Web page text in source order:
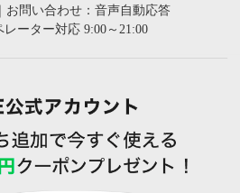
お問い合わせ：音声自動応答
レーター対応 9:00～21:00